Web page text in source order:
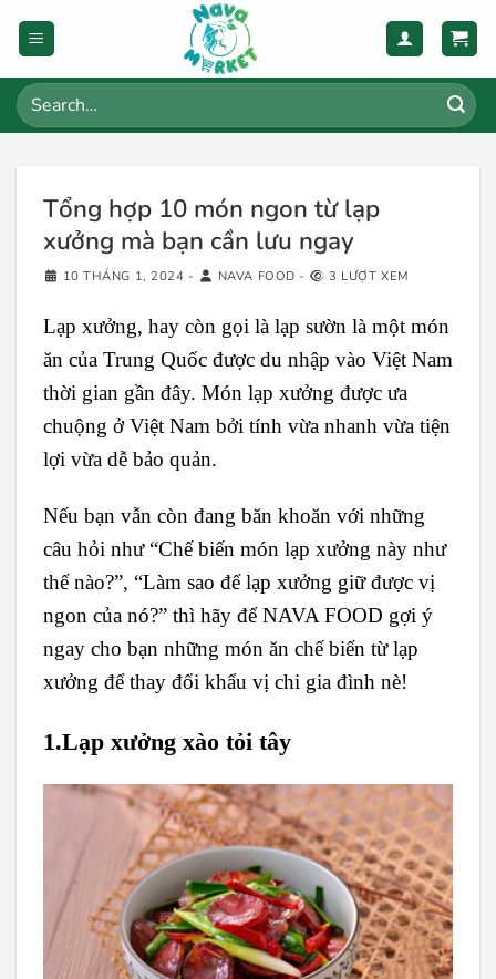
Search
for:
Tổng hợp 10 món ngon từ lạp
xưởng mà bạn cần lưu ngay
10 THÁNG 1, 2024 - NAVA FOOD - 3 LƯỢT XEM
Lạp xưởng, hay còn gọi là lạp sườn là một món
ăn của Trung Quốc được du nhập vào Việt Nam
thời gian gần đây. Món lạp xưởng được ưa
chuộng ở Việt Nam bởi tính vừa nhanh vừa tiện
lợi vừa dễ bảo quản.
Nếu bạn vẫn còn đang băn khoăn với những
câu hỏi như “Chế biến món lạp xưởng này như
thế nào?”, “Làm sao để lạp xưởng giữ được vị
ngon của nó?” thì hãy để NAVA FOOD gợi ý
ngay cho bạn những món ăn chế biến từ lạp
xưởng để thay đổi khẩu vị chi gia đình nè!
1.Lạp xưởng xào tỏi tây